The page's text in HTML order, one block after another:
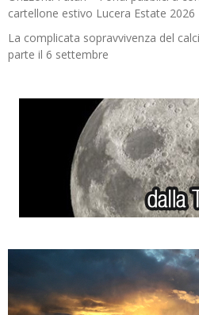
cartellone estivo Lucera Estate 2026
La complicata sopravvivenza del
parte il 6 settembre